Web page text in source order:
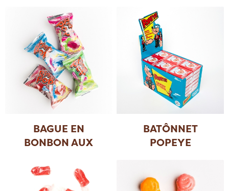
BAGUE EN
BONBON AUX
BATÔNNET
POPEYE